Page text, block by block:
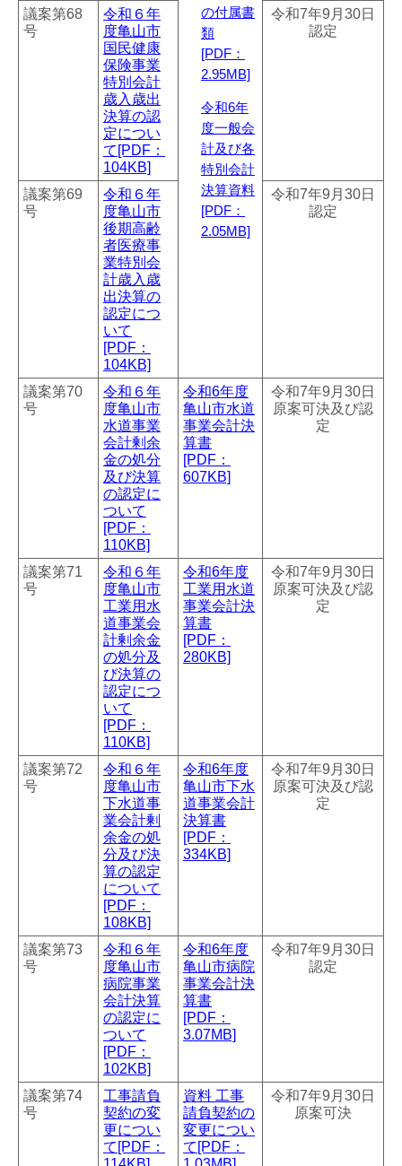
の付属書
類
[PDF：
2.95MB]
令和6年
度一般会
計及び各
特別会計
決算資料
[PDF：
2.05MB]
議案第68
号
令和６年
度亀山市
国民健康
保険事業
特別会計
歳入歳出
決算の認
定につい
て[PDF：
104KB]
令和7年9月30日
認定
議案第69
号
令和６年
度亀山市
後期高齢
者医療事
業特別会
計歳入歳
出決算の
認定につ
いて
[PDF：
104KB]
令和7年9月30日
認定
議案第70
号
令和６年
度亀山市
水道事業
会計剰余
金の処分
及び決算
の認定に
ついて
[PDF：
110KB]
令和6年度
亀山市水道
事業会計決
算書
[PDF：
607KB]
令和7年9月30日
原案可決及び認
定
議案第71
号
令和６年
度亀山市
工業用水
道事業会
計剰余金
の処分及
び決算の
認定につ
いて
[PDF：
110KB]
令和6年度
工業用水道
事業会計決
算書
[PDF：
280KB]
令和7年9月30日
原案可決及び認
定
議案第72
号
令和６年
度亀山市
下水道事
業会計剰
余金の処
分及び決
算の認定
について
[PDF：
108KB]
令和6年度
亀山市下水
道事業会計
決算書
[PDF：
334KB]
令和7年9月30日
原案可決及び認
定
議案第73
号
令和６年
度亀山市
病院事業
会計決算
の認定に
ついて
[PDF：
102KB]
令和6年度
亀山市病院
事業会計決
算書
[PDF：
3.07MB]
令和7年9月30日
認定
議案第74
号
工事請負
契約の変
更につい
て[PDF：
資料 工事
請負契約の
変更につい
て[PDF：
令和7年9月30日
原案可決